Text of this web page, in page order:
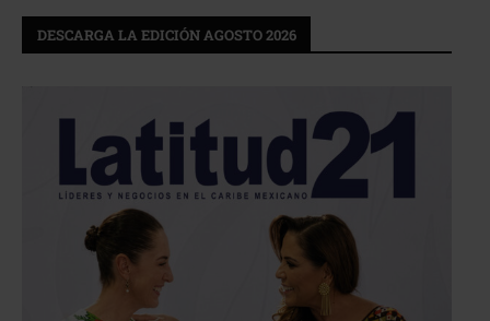
DESCARGA LA EDICIÓN AGOSTO 2026